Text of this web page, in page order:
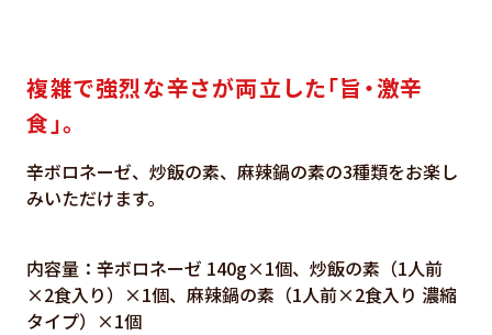
複雑で強烈な辛さが両立した「旨・激辛
食」。
辛ボロネーゼ、炒飯の素、麻辣鍋の素の3種類をお楽し
みいただけます。
内容量：辛ボロネーゼ 140g×1個、炒飯の素（1人前
×2食入り）×1個、麻辣鍋の素（1人前×2食入り 濃縮
タイプ）×1個